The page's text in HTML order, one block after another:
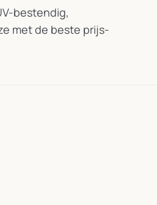
bestendig,
met de beste prijs-